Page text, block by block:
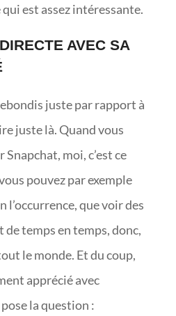
est assez intéressante.
AVEC SA
juste par rapport à
juste là. Quand vous
moi, c’est ce
pouvez par exemple
l’occurrence, que voir des
de temps en temps, donc,
le monde. Et du coup,
apprécié avec
la question :